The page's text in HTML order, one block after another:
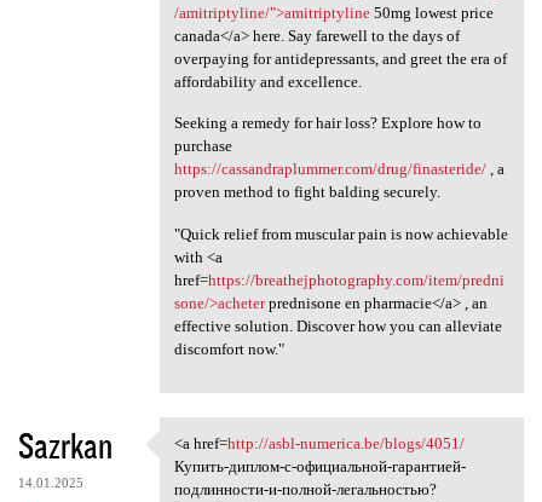
/amitriptyline/">amitriptyline50mg lowest price
canada</a> here. Say farewell to the days of
overpaying for antidepressants, and greet the era of
affordability and excellence.
Seeking a remedy for hair loss? Explore how to
purchase
https://cassandraplummer.com/drug/finasteride/, a
proven method to fight balding securely.
"Quick relief from muscular pain is now achievable
with <a
href=https://breathejphotography.com/item/predni
sone/>acheterprednisone en pharmacie</a> , an
effective solution. Discover how you can alleviate
discomfort now."
Sazrkan
14.01.2025
<a href=http://asbl-numerica
<a href=http://asbl-numerica.be/blogs/4051/
Купить-диплом-с-официальной-гарантией-
подлинности-и-полной-легальностью?